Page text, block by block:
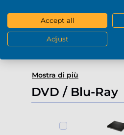
Mostra di più
DVD / Blu-Ray
Accept all
Adjust